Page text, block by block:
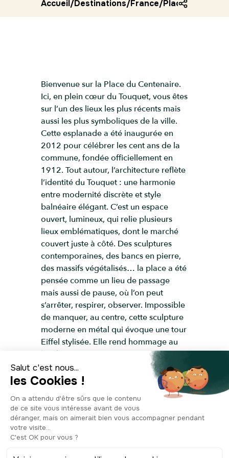
Accueil/Destinations/France/Place du
Bienvenue sur la Place du Centenaire.
Ici, en plein cœur du Touquet, vous êtes
sur l’un des lieux les plus récents mais
aussi les plus symboliques de la ville.
Cette esplanade a été inaugurée en
2012 pour célébrer les cent ans de la
commune, fondée officiellement en
1912. Tout autour, l’architecture reflète
l’identité du Touquet : une harmonie
entre modernité discrète et style
balnéaire élégant. C’est un espace
ouvert, lumineux, qui relie plusieurs
lieux emblématiques, dont le marché
couvert juste à côté. Des sculptures
contemporaines, des bancs en pierre,
des massifs végétalisés… la place a été
pensée comme un lieu de passage
mais aussi de pause, où l’on peut
s’arrêter, respirer, observer. Impossible
de manquer, au centre, cette sculpture
moderne en métal qui évoque une tour
Eiffel stylisée. Elle rend hommage au
lien historique et affectif entre Le
Touquet et la capitale, puisque la
station a été fondée par un Parisien,
Alphonse Daloz, et que son nom
complet — Le Touquet-Paris-Plage —
revendique fièrement ce double
héritage. C’est un clin d’œil artistique à
l’élégance parisienne, planté ici au